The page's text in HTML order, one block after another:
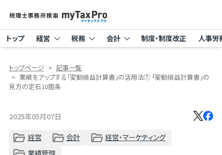
トップ 経営 税務 会計 制度・制度改正 人事労
トップページ
記事一覧
業績をアップする「変動損益計算書」の活用法⑦ ――「変動損益計算書」の
見方の定石10箇条
2025年05月07日
経営
会計
経営・マーケティング
業績管理